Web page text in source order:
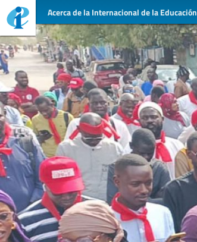
Acerca de la Internacional de la Educación